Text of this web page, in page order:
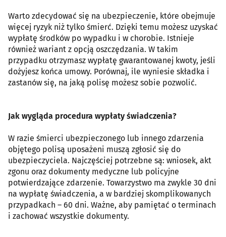
Warto zdecydować się na ubezpieczenie, które obejmuje
więcej ryzyk niż tylko śmierć. Dzięki temu możesz uzyskać
wypłatę środków po wypadku i w chorobie. Istnieje
również wariant z opcją oszczędzania. W takim
przypadku otrzymasz wypłatę gwarantowanej kwoty, jeśli
dożyjesz końca umowy. Porównaj, ile wyniesie składka i
zastanów się, na jaką polisę możesz sobie pozwolić.
Jak wygląda procedura wypłaty świadczenia?
W razie śmierci ubezpieczonego lub innego zdarzenia
objętego polisą uposażeni muszą zgłosić się do
ubezpieczyciela. Najczęściej potrzebne są: wniosek, akt
zgonu oraz dokumenty medyczne lub policyjne
potwierdzające zdarzenie. Towarzystwo ma zwykle 30 dni
na wypłatę świadczenia, a w bardziej skomplikowanych
przypadkach – 60 dni. Ważne, aby pamiętać o terminach
i zachować wszystkie dokumenty.